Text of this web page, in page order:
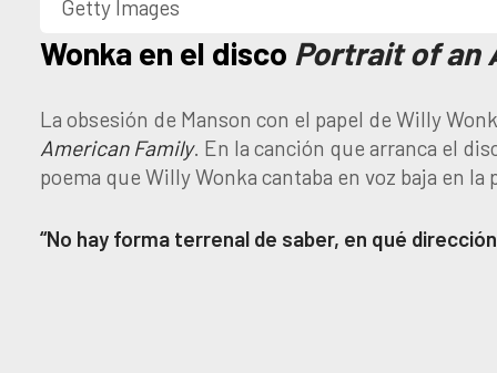
Getty Images
Wonka en el disco Portrait of an
La obsesión de Manson con el papel de Willy
American Family. En la canción que arranca el
poema que Willy Wonka cantaba en voz baja en la
“No hay forma terrenal de saber, en qué